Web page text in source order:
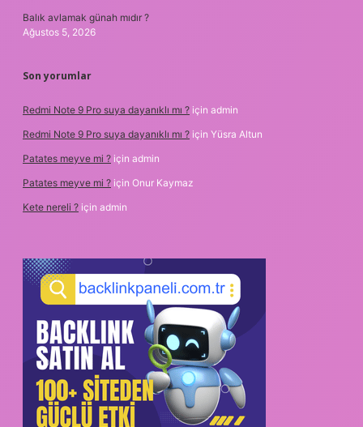
Balık avlamak günah mıdır ?
Ağustos 5, 2026
Son yorumlar
Redmi Note 9 Pro suya dayanıklı mı ? için admin
Redmi Note 9 Pro suya dayanıklı mı ? için Yüsra Altun
Patates meyve mi ? için admin
Patates meyve mi ? için Onur Kaymaz
Kete nereli ? için admin